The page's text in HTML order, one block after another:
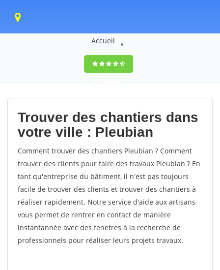
Accueil
9,5(100%)0
votes
Trouver des chantiers dans
votre ville : Pleubian
Comment trouver des chantiers Pleubian ? Comment
trouver des clients pour faire des travaux Pleubian ? En
tant qu'entreprise du bâtiment, il n'est pas toujours
facile de trouver des clients et trouver des chantiers à
réaliser rapidement. Notre service d'aide aux artisans
vous permet de rentrer en contact de manière
instantannée avec des fenetres à la recherche de
professionnels pour réaliser leurs projets travaux.